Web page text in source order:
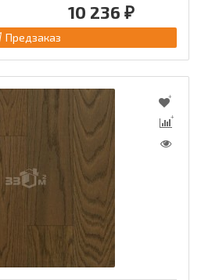
10 236 ₽
Предзаказ